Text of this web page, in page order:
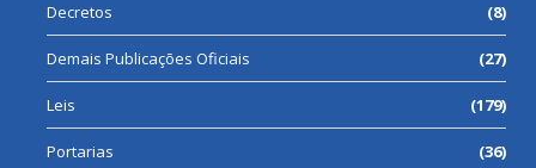
Decretos (8)
Demais Publicações Oficiais (27)
Leis (179)
Portarias (36)